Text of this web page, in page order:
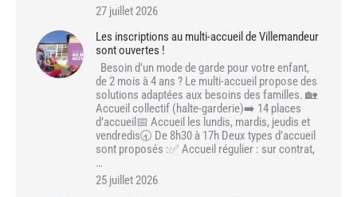
27 juillet 2026
Les inscriptions au multi-accueil de Villemandeur
sont ouvertes !
Besoin d’un mode de garde pour votre enfant,
de 2 mois à 4 ans ? Le multi-accueil propose des
solutions adaptées aux besoins des familles. 🏡
Accueil collectif (halte-garderie)➡️ 14 places
d’accueil📅 Accueil les lundis, mardis, jeudis et
vendredis🕣 De 8h30 à 17h Deux types d’accueil
sont proposés :✅ Accueil régulier : sur contrat,
…
25 juillet 2026